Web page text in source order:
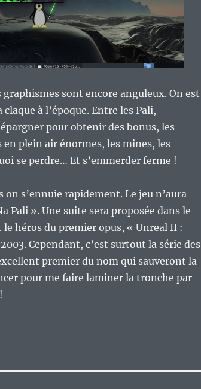
sont encore anguleux. On est
à l’époque. Entre les Pali,
pour obtenir des bonus, les
plein air énormes, les mines, les
se perdre… Et s’emmerder ferme !
on s’ennuie rapidement. Le jeu n’aura
Pali ». Une suite sera proposée dans le
héros du premier opus, « Unreal II :
Cependant, c’est surtout la série des
premier du nom qui sauveront la
pour me faire laminer la tronche par